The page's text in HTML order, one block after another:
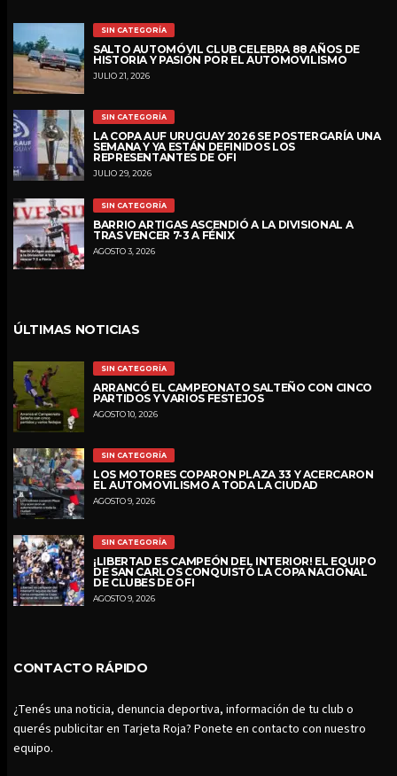
SIN CATEGORÍA
SALTO AUTOMÓVIL CLUB CELEBRA 88 AÑOS DE
HISTORIA Y PASIÓN POR EL AUTOMOVILISMO
JULIO 21, 2026
SIN CATEGORÍA
LA COPA AUF URUGUAY 2026 SE POSTERGARÍA UNA
SEMANA Y YA ESTÁN DEFINIDOS LOS
REPRESENTANTES DE OFI
JULIO 29, 2026
SIN CATEGORÍA
BARRIO ARTIGAS ASCENDIÓ A LA DIVISIONAL A
TRAS VENCER 7-3 A FÉNIX
AGOSTO 3, 2026
ÚLTIMAS NOTICIAS
SIN CATEGORÍA
ARRANCÓ EL CAMPEONATO SALTEÑO CON CINCO
PARTIDOS Y VARIOS FESTEJOS
AGOSTO 10, 2026
SIN CATEGORÍA
LOS MOTORES COPARON PLAZA 33 Y ACERCARON
EL AUTOMOVILISMO A TODA LA CIUDAD
AGOSTO 9, 2026
SIN CATEGORÍA
¡LIBERTAD ES CAMPEÓN DEL INTERIOR! EL EQUIPO
DE SAN CARLOS CONQUISTÓ LA COPA NACIONAL
DE CLUBES DE OFI
AGOSTO 9, 2026
CONTACTO RÁPIDO
¿Tenés una noticia, denuncia deportiva, información de tu club o
querés publicitar en Tarjeta Roja? Ponete en contacto con nuestro
equipo.